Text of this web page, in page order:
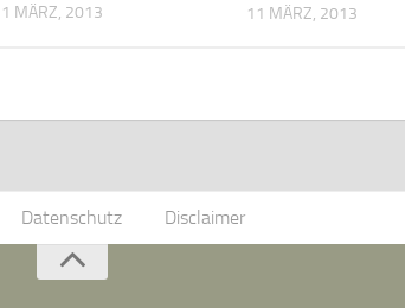
MÄRZ, 2013 11 MÄRZ, 2013
Datenschutz Disclaimer